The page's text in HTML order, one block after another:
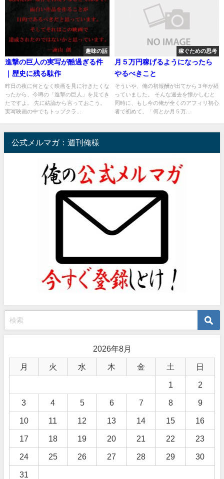
趣味の話
進撃の巨人の実写が酷過ぎる件
｜歴史に残る駄作
昨日の夜に何となく映画を見に行きたくな
ったから、今噂の「進撃の巨人」を見てき
たですよ。 先に結論から言っておこう。
実写映画の中でもトップクラ...
稼ぐための思考
月５万円稼げるようになったら
やるべきこと
そういや、俺の初報酬が出てから３年が経
っていました。 そんな過去を懐かしむと
同時に、もし今の俺が全くのアフィリ初心
者で初めて、「何とか月５万...
公式メルマガ：週刊俺様
2026年8月
月 火 水 木 金 土 日
1 2
3 4 5 6 7 8 9
10 11 12 13 14 15 16
17 18 19 20 21 22 23
24 25 26 27 28 29 30
31